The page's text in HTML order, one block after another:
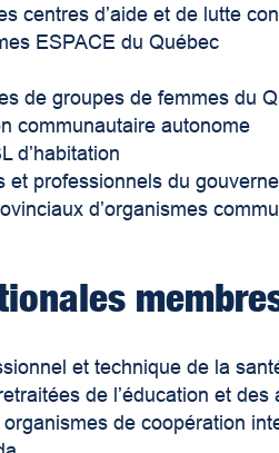
centres d’aide et de lutte
ESPACE du Québec
de groupes de femmes du
communautaire autonome
d’habitation
et professionnels du
d’organismes
et technique de la
de l’éducation et
de coopération